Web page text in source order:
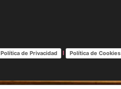
Política de Privacidad | Política de Cookies